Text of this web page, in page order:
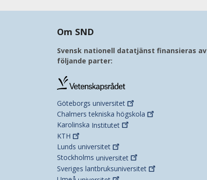
Om SND
Svensk nationell datatjänst finansieras av
följande parter:
Göteborgs universitet
Chalmers tekniska högskola
Karolinska Institutet
KTH
Lunds universitet
Stockholms universitet
Sveriges lantbruksuniversitet